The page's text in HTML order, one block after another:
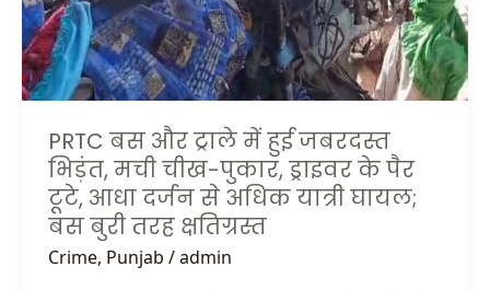
PRTC बस और ट्राले में हुई जबरदस्त
भिड़ंत, मची चीख-पुकार, ड्राइवर के पैर
टूटे, आधा दर्जन से अधिक यात्री घायल;
बस बुरी तरह क्षतिग्रस्त
Crime, Punjab /admin
मची
चीख-
पुकार,
ड्राइवर
पैर
टूटे,
आधा
दर्जन
से